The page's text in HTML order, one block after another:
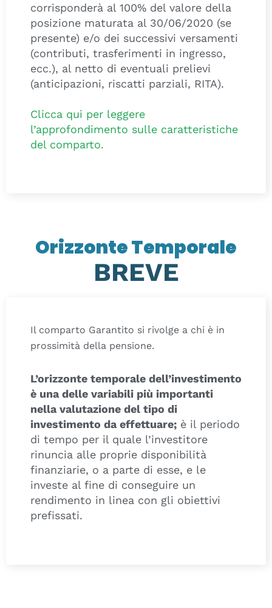
corrisponderà al 100% del valore della
posizione maturata al 30/06/2020 (se
presente) e/o dei successivi versamenti
(contributi, trasferimenti in ingresso,
ecc.), al netto di eventuali prelievi
(anticipazioni, riscatti parziali, RITA).
Clicca qui per leggere
l’approfondimento sulle caratteristiche
del comparto.
Orizzonte Temporale
BREVE
Il comparto Garantito si rivolge a chi è in
prossimità della pensione.
L’orizzonte temporale dell’investimento
è una delle variabili più importanti
nella valutazione del tipo di
investimento da effettuare; è il periodo
di tempo per il quale l’investitore
rinuncia alle proprie disponibilità
finanziarie, o a parte di esse, e le
investe al fine di conseguire un
rendimento in linea con gli obiettivi
prefissati.